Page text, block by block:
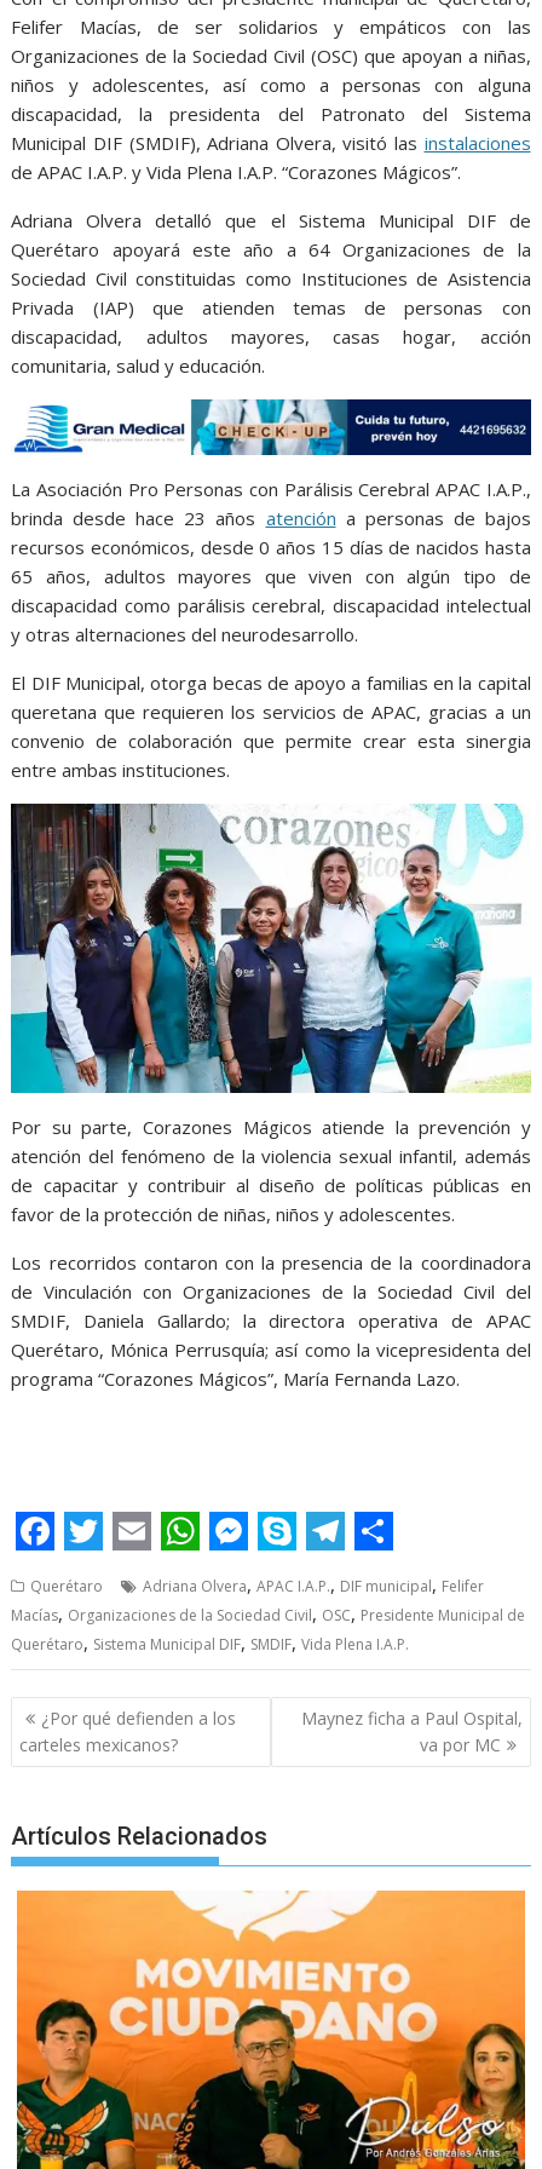
b
o
o
k
t
e
r
l s
A
p
p
e
n
g
e
r
e g
r
a
m
e
Felifer Macías, de ser solidarios y empáticos con las
Organizaciones de la Sociedad Civil (OSC) que apoyan a niñas,
niños y adolescentes, así como a personas con alguna
discapacidad, la presidenta del Patronato del Sistema
Municipal DIF (SMDIF), Adriana Olvera, visitó las instalaciones
de APAC I.A.P. y Vida Plena I.A.P. “Corazones Mágicos”.
Adriana Olvera detalló que el Sistema Municipal DIF de
Querétaro apoyará este año a 64 Organizaciones de la
Sociedad Civil constituidas como Instituciones de Asistencia
Privada (IAP) que atienden temas de personas con
discapacidad, adultos mayores, casas hogar, acción
comunitaria, salud y educación.
La Asociación Pro Personas con Parálisis Cerebral APAC I.A.P.,
brinda desde hace 23 años atención a personas de bajos
recursos económicos, desde 0 años 15 días de nacidos hasta
65 años, adultos mayores que viven con algún tipo de
discapacidad como parálisis cerebral, discapacidad intelectual
y otras alternaciones del neurodesarrollo.
El DIF Municipal, otorga becas de apoyo a familias en la capital
queretana que requieren los servicios de APAC, gracias a un
convenio de colaboración que permite crear esta sinergia
entre ambas instituciones.
Por su parte, Corazones Mágicos atiende la prevención y
atención del fenómeno de la violencia sexual infantil, además
de capacitar y contribuir al diseño de políticas públicas en
favor de la protección de niñas, niños y adolescentes.
Los recorridos contaron con la presencia de la coordinadora
de Vinculación con Organizaciones de la Sociedad Civil del
SMDIF, Daniela Gallardo; la directora operativa de APAC
Querétaro, Mónica Perrusquía; así como la vicepresidenta del
programa “Corazones Mágicos”, María Fernanda Lazo.
F
a
c
e
b
o
k
T
w
i
t
t
e
E
m
a
i
l
W
h
a
t
s
A
p
M
e
s
s
e
n
e
r
S
k
y
p
T
e
l
e
g
r
S
h
a
r
e
Querétaro Adriana Olvera,APAC I.A.P., DIF municipal, Felifer
Macías, Organizaciones de la Sociedad Civil, OSC, Presidente Municipal de
Querétaro, Sistema Municipal DIF, SMDIF,Vida Plena I.A.P.
Post
navigation
¿Por qué defienden a los
carteles mexicanos?
Maynez ficha a Paul Ospital,
va por MC
Artículos Relacionados